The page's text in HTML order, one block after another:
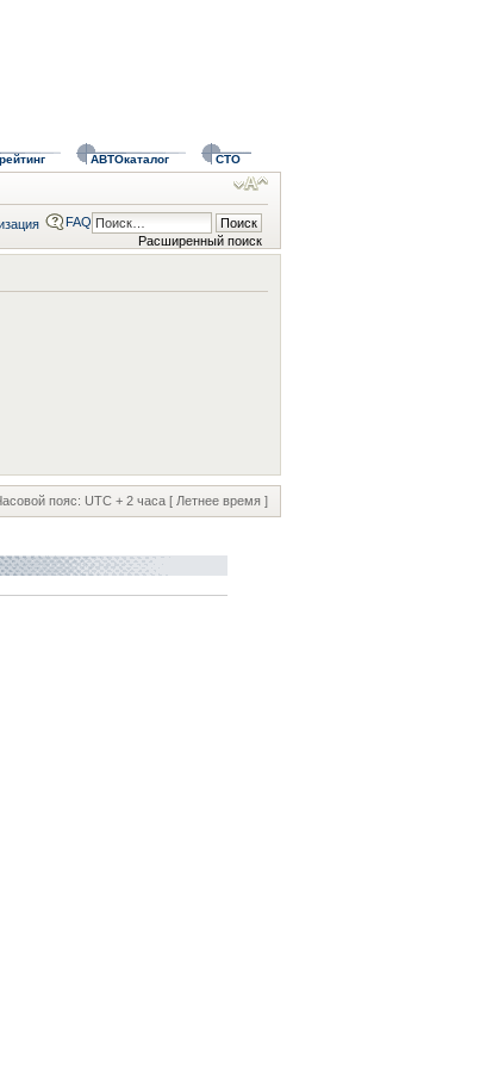
АВТОкаталог СТО
Расширенный поиск
FAQ
пояс: UTC + 2 часа [ Летнее время ]